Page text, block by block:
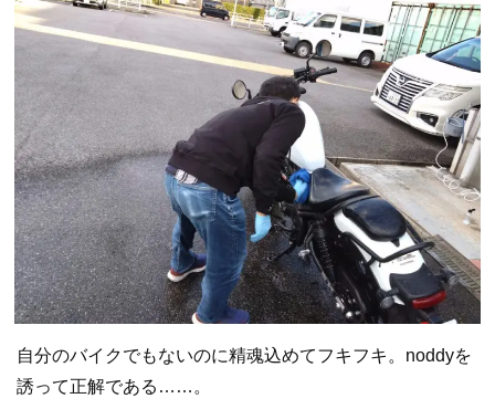
自分のバイクでもないのに精魂込めてフキフキ。noddyを
誘って正解である……。